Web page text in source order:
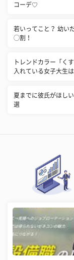
コーデ♡
若いってこと？ 幼い
◯割！
トレンドカラー「く
入れている女子大生
夏までに彼氏がほし
選